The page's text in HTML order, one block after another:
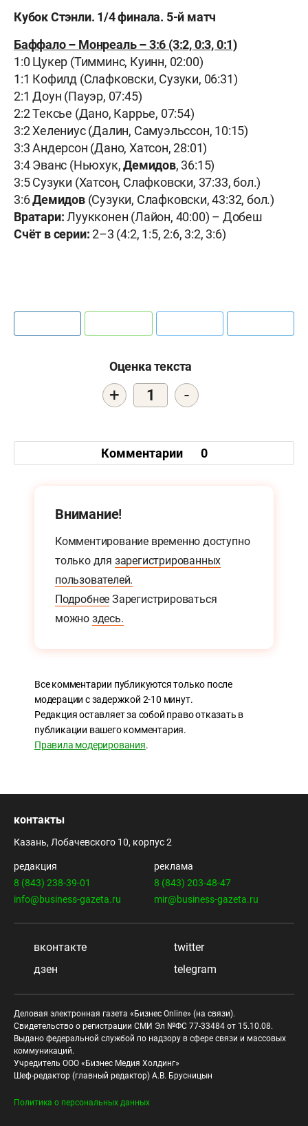
Кубок Стэнли. 1/4 финала. 5-й матч
Баффало – Монреаль – 3:6 (3:2, 0:3, 0:1)
1:0 Цукер (Тимминс, Куинн, 02:00)
1:1 Кофилд (Слафковски, Сузуки, 06:31)
2:1 Доун (Пауэр, 07:45)
2:2 Тексье (Дано, Каррье, 07:54)
3:2 Хелениус (Далин, Самуэльссон, 10:15)
3:3 Андерсон (Дано, Хатсон, 28:01)
3:4 Эванс (Ньюхук,Демидов, 36:15)
3:5 Сузуки (Хатсон, Слафковски, 37:33, бол.)
3:6Демидов(Сузуки, Слафковски, 43:32, бол.)
Вратари:Луукконен (Лайон, 40:00) – Добеш
Счёт в серии:2–3 (4:2, 1:5, 2:6, 3:2, 3:6)
Оценка текста
+ 1 -
Комментарии 0
Внимание!
Комментирование временно доступно
только для зарегистрированных
пользователей.
Подробнее Зарегистрироваться
можно здесь.
Все комментарии публикуются только после
модерации с задержкой 2-10 минут.
Редакция оставляет за собой право отказать в
публикации вашего комментария.
Правила модерирования.
контакты
Казань, Лобачевского 10, корпус 2
редакция
8 (843) 238-39-01
info@business-gazeta.ru
реклама
8 (843) 203-48-47
mir@business-gazeta.ru
вконтакте
twitter
дзен
telegram
Деловая электронная газета «Бизнес Online» (на связи).
Свидетельство о регистрации СМИ Эл №ФС 77-33484 от 15.10.08.
Выдано федеральной службой по надзору в сфере связи и массовых
коммуникаций.
Учредитель ООО «Бизнес Медия Холдинг»
Шеф-редактор (главный редактор) А.В. Брусницын
Политика о персональных данных